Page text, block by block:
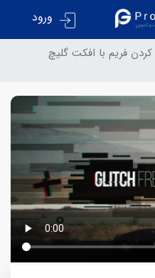
ورود
کردن فریم با افکت گلیچ